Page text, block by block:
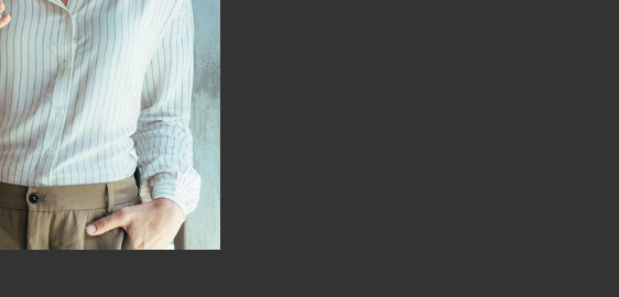
1,5 miliona ljudi, od
u Gugl i Epl
aplikacija dostupna
bi se sprečila